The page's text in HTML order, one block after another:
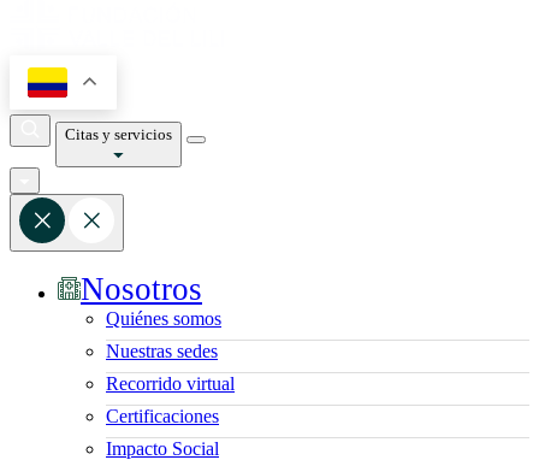
Citas y servicios
Nosotros
Quiénes somos
Nuestras sedes
Recorrido virtual
Certificaciones
Impacto Social